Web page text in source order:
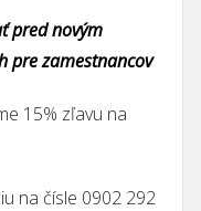
pred novým
pre zamestnancov
15% zľavu na
na čísle 0902 292